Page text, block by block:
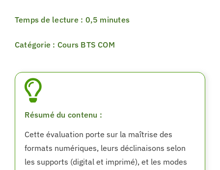
Temps de lecture : 0,5 minutes
Catégorie : Cours BTS COM
Résumé du contenu :
Cette évaluation porte sur la maîtrise des
formats numériques, leurs déclinaisons selon
les supports (digital et imprimé), et les modes